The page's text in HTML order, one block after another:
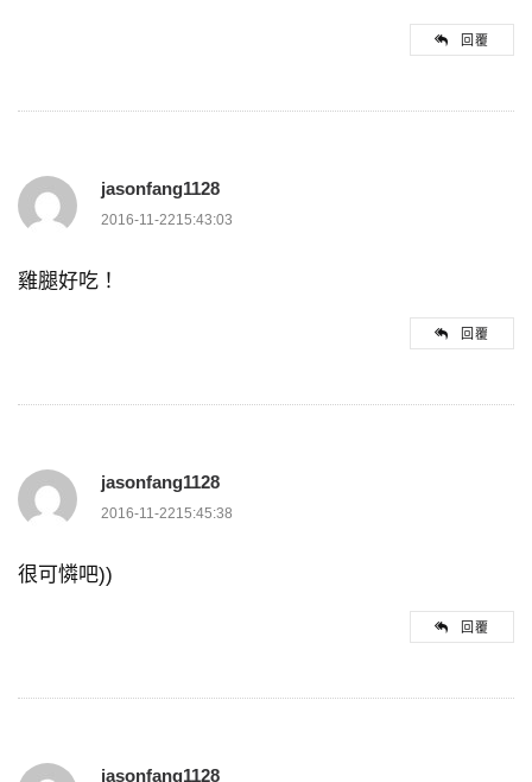
回覆
jasonfang1128
2016-11-2215:43:03
雞腿好吃！
回覆
jasonfang1128
2016-11-2215:45:38
很可憐吧))
回覆
jasonfang1128